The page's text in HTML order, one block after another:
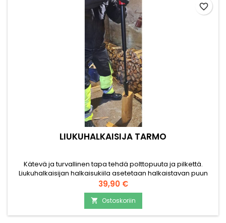
LIUKUHALKAISIJA TARMO
Kätevä ja turvallinen tapa tehdä polttopuuta ja pilkettä.
Liukuhalkaisijan halkaisukiila asetetaan halkaistavan puun
päälle ja napakalla iskulla alaspäin puu halkaistaan. Liukuvan
varren ansiosta isku osuu aina kiilan yläosaan.
Hinta
39,90 €
 Ostoskoriin
favorite_border